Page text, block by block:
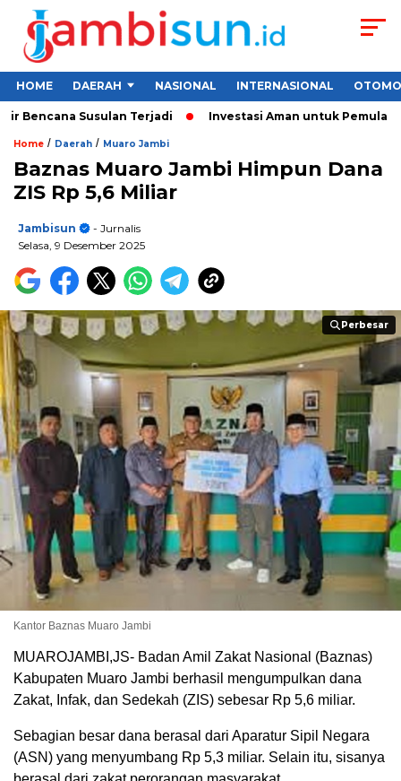
HOME DAERAH NASIONAL INTERNASIONAL
Susulan Terjadi Investasi Aman untuk Pemula
Home / Daerah / Muaro Jambi
Baznas Muaro Jambi Himpun Dana
ZIS Rp 5,6 Miliar
Jambisun
- Jurnalis
Selasa, 9 Desember 2025
Perbesar
Perbesar
Kantor Baznas Muaro Jambi
MUAROJAMBI,JS- Badan Amil Zakat Nasional (Baznas)
Kabupaten Muaro Jambi berhasil mengumpulkan dana
Zakat, Infak, dan Sedekah (ZIS) sebesar Rp 5,6 miliar.
Sebagian besar dana berasal dari Aparatur Sipil Negara
(ASN) yang menyumbang Rp 5,3 miliar. Selain itu, sisanya